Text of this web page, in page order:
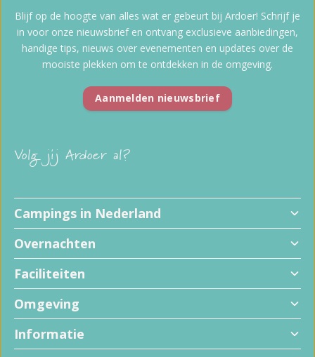
Volg jij Ardoer al?
Campings in Nederland
Overnachten
Faciliteiten
Omgeving
Informatie
Blijf op de hoogte van alles wat er gebeurt bij Ardoer! Schrijf je
in voor onze nieuwsbrief en ontvang exclusieve aanbiedingen,
handige tips, nieuws over evenementen en updates over de
mooiste plekken om te ontdekken in de omgeving.
Aanmelden nieuwsbrief